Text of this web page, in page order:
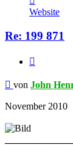
von
John
Henry
Website
Re: 199 871
Beitrag
von John
November 2010